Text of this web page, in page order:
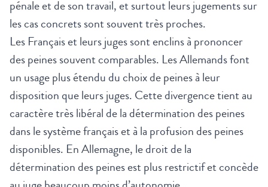
pénale et de son travail, et surtout leurs jugements sur
les cas concrets sont souvent très proches.
Les Français et leurs juges sont enclins à prononcer
des peines souvent comparables. Les Allemands font
un usage plus étendu du choix de peines à leur
disposition que leurs juges. Cette divergence tient au
caractère très libéral de la détermination des peines
dans le système français et à la profusion des peines
disponibles. En Allemagne, le droit de la
détermination des peines est plus restrictif et concède